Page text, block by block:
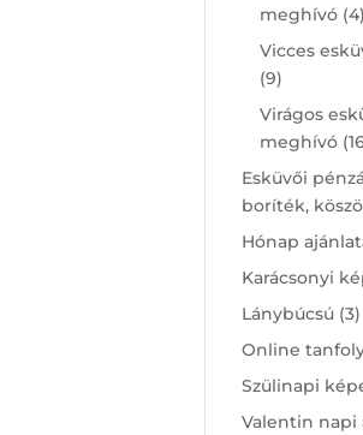
meghívó 44
Vicces
99
products
Virágos
meghívó
Esküvői
boríték,
Hónap
Karácsonyi
Lánybúcsú 33
Online
Szülinapi
Valentin napi